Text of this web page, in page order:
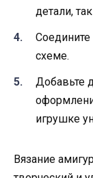
детали,
схеме.
Добавьте
игрушке
Вязание